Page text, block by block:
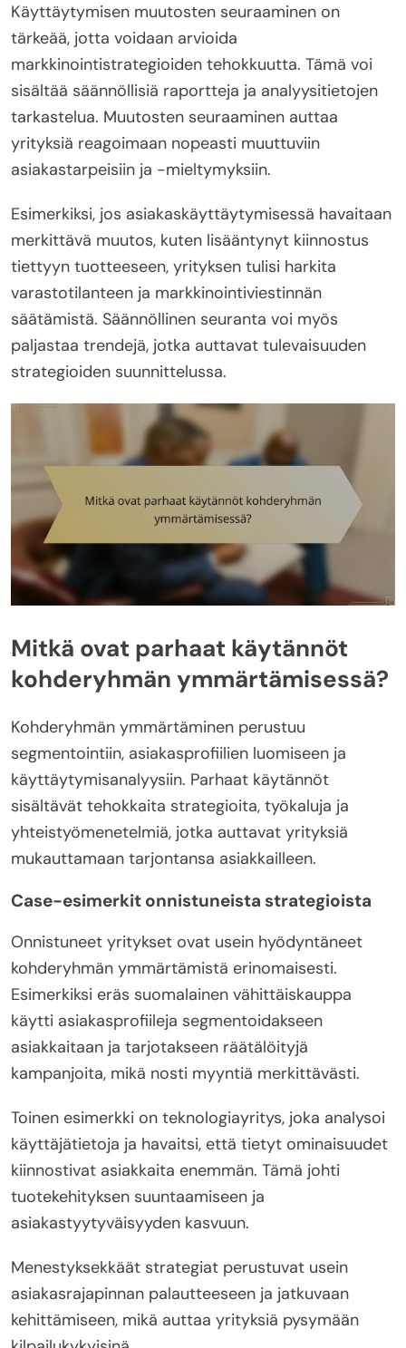
Käyttäytymisen muutosten seuraaminen on
tärkeää, jotta voidaan arvioida
markkinointistrategioiden tehokkuutta. Tämä voi
sisältää säännöllisiä raportteja ja analyysitietojen
tarkastelua. Muutosten seuraaminen auttaa
yrityksiä reagoimaan nopeasti muuttuviin
asiakastarpeisiin ja -mieltymyksiin.
Esimerkiksi, jos asiakaskäyttäytymisessä havaitaan
merkittävä muutos, kuten lisääntynyt kiinnostus
tiettyyn tuotteeseen, yrityksen tulisi harkita
varastotilanteen ja markkinointiviestinnän
säätämistä. Säännöllinen seuranta voi myös
paljastaa trendejä, jotka auttavat tulevaisuuden
strategioiden suunnittelussa.
Mitkä ovat parhaat käytännöt
kohderyhmän ymmärtämisessä?
Kohderyhmän ymmärtäminen perustuu
segmentointiin, asiakasprofiilien luomiseen ja
käyttäytymisanalyysiin. Parhaat käytännöt
sisältävät tehokkaita strategioita, työkaluja ja
yhteistyömenetelmiä, jotka auttavat yrityksiä
mukauttamaan tarjontansa asiakkailleen.
Case-esimerkit onnistuneista strategioista
Onnistuneet yritykset ovat usein hyödyntäneet
kohderyhmän ymmärtämistä erinomaisesti.
Esimerkiksi eräs suomalainen vähittäiskauppa
käytti asiakasprofiileja segmentoidakseen
asiakkaitaan ja tarjotakseen räätälöityjä
kampanjoita, mikä nosti myyntiä merkittävästi.
Toinen esimerkki on teknologiayritys, joka analysoi
käyttäjätietoja ja havaitsi, että tietyt ominaisuudet
kiinnostivat asiakkaita enemmän. Tämä johti
tuotekehityksen suuntaamiseen ja
asiakastyytyväisyyden kasvuun.
Menestyksekkäät strategiat perustuvat usein
asiakasrajapinnan palautteeseen ja jatkuvaan
kehittämiseen, mikä auttaa yrityksiä pysymään